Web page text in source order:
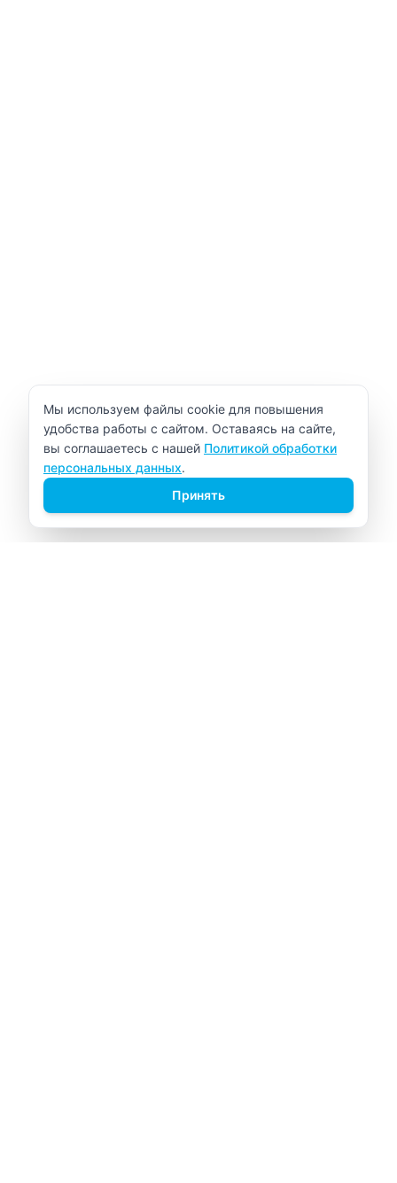
Уведомление об использовании cookie
Мы используем файлы cookie для повышения
удобства работы с сайтом. Оставаясь на сайте,
вы соглашаетесь с нашей Политикой обработки
персональных данных.
Принять